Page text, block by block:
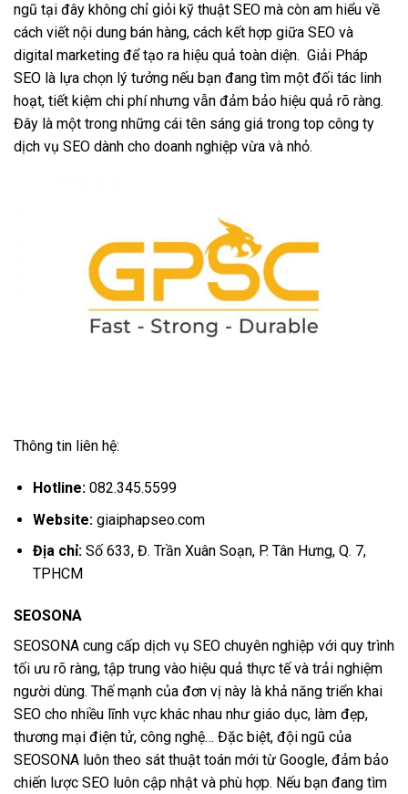
ngũ tại đây không chỉ giỏi kỹ thuật SEO mà còn am hiểu về
cách viết nội dung bán hàng, cách kết hợp giữa SEO và
digital marketing để tạo ra hiệu quả toàn diện. Giải Pháp
SEO là lựa chọn lý tưởng nếu bạn đang tìm một đối tác linh
hoạt, tiết kiệm chi phí nhưng vẫn đảm bảo hiệu quả rõ ràng.
Đây là một trong những cái tên sáng giá trong top công ty
dịch vụ SEO dành cho doanh nghiệp vừa và nhỏ.
Thông tin liên hệ:
Hotline:082.345.5599
Website:giaiphapseo.com
Địa chỉ:Số 633, Đ. Trần Xuân Soạn, P. Tân Hưng, Q. 7,
TPHCM
SEOSONA
SEOSONA cung cấp dịch vụ SEO chuyên nghiệp với quy trình
tối ưu rõ ràng, tập trung vào hiệu quả thực tế và trải nghiệm
người dùng. Thế mạnh của đơn vị này là khả năng triển khai
SEO cho nhiều lĩnh vực khác nhau như giáo dục, làm đẹp,
thương mại điện tử, công nghệ… Đặc biệt, đội ngũ của
SEOSONA luôn theo sát thuật toán mới từ Google, đảm bảo
chiến lược SEO luôn cập nhật và phù hợp. Nếu bạn đang tìm